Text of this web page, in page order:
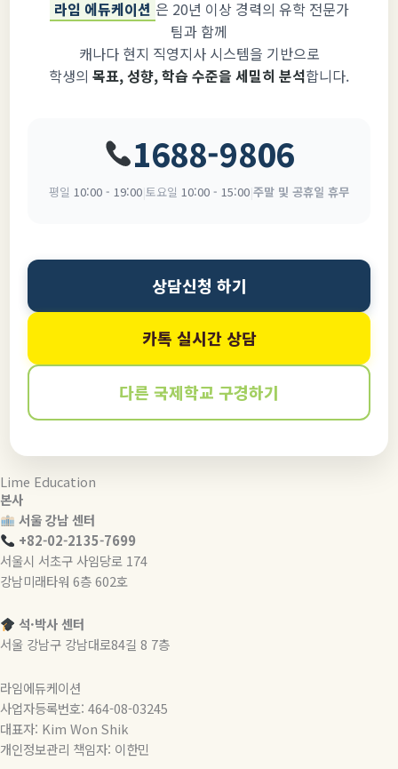
라임 에듀케이션 은 20년 이상 경력의 유학 전문가
팀과 함께
캐나다 현지 직영지사 시스템을 기반으로
학생의 목표, 성향, 학습 수준을 세밀히 분석합니다.
1688-9806
평일 10:00 - 19:00 토요일 10:00 - 15:00 주말 및 공휴일 휴무
상담신청 하기
카톡 실시간 상담
다른 국제학교 구경하기
Lime Education
본사
서울 강남 센터
+82-02-2135-7699
서울시 서초구 사임당로 174
강남미래타워 6층 602호
석·박사 센터
서울 강남구 강남대로84길 8 7층
라임에듀케이션
사업자등록번호: 464-08-03245
대표자: Kim Won Shik
개인정보관리 책임자: 이한민